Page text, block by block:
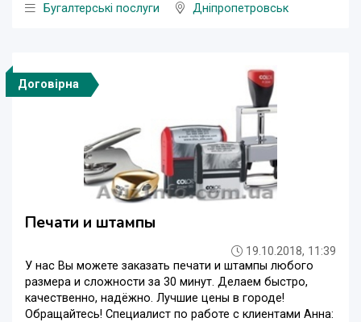
Бугалтерські послуги
Дніпропетровськ
Договірна
Печати и штампы
19.10.2018, 11:39
У нас Вы можете заказать печати и штампы любого
размера и сложности за 30 минут. Делаем быстро,
качественно, надёжно. Лучшие цены в городе!
Обращайтесь! Специалист по работе с клиентами Анна: